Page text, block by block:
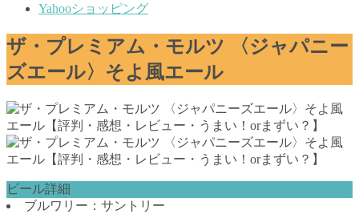
Yahooショッピング
ザ・プレミアム・モルツ 〈ジャパニー
ズエール〉そよ風エール
ビール詳細
ブルワリー：サントリー